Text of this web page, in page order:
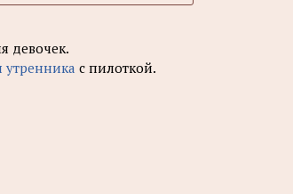
девочек.
утренника с пилоткой.